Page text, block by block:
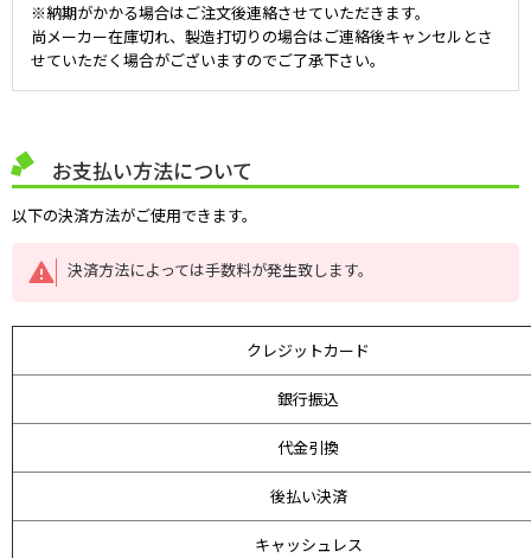
※納期がかかる場合はご注文後連絡させていただきます。
尚メーカー在庫切れ、製造打切りの場合はご連絡後キャンセルとさ
せていただく場合がございますのでご了承下さい。
お支払い方法について
以下の決済方法がご使用できます。
決済方法によっては手数料が発生致します。
クレジットカード
銀行振込
代金引換
後払い決済
キャッシュレス